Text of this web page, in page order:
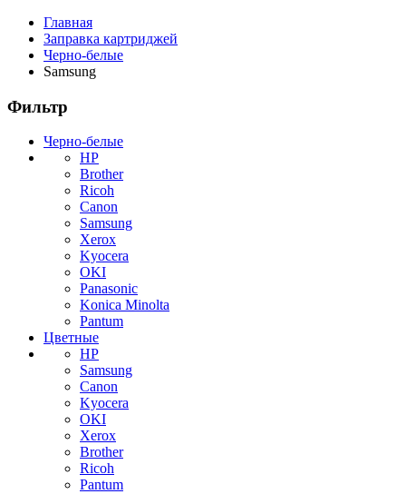
Главная
Заправка картриджей
Черно-белые
Samsung
Фильтр
Черно-белые
HP
Brother
Ricoh
Canon
Samsung
Xerox
Kyocera
OKI
Panasonic
Konica Minolta
Pantum
Цветные
HP
Samsung
Canon
Kyocera
OKI
Xerox
Brother
Ricoh
Pantum